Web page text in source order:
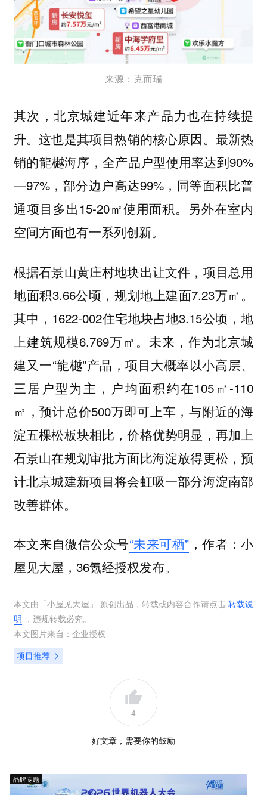
来源：克而瑞
其次，北京城建近年来产品力也在持续提
升。这也是其项目热销的核心原因。最新热
销的龍樾海序，全产品户型使用率达到90%
—97%，部分边户高达99%，同等面积比普
通项目多出15-20㎡使用面积。另外在室内
空间方面也有一系列创新。
根据石景山黄庄村地块出让文件，项目总用
地面积3.66公顷，规划地上建面7.23万㎡。
其中，1622-002住宅地块占地3.15公顷，地
上建筑规模6.769万㎡。未来，作为北京城
建又一“龍樾”产品，项目大概率以小高层、
三居户型为主，户均面积约在105㎡-110
㎡，预计总价500万即可上车，与附近的海
淀五棵松板块相比，价格优势明显，再加上
石景山在规划审批方面比海淀放得更松，预
计北京城建新项目将会虹吸一部分海淀南部
改善群体。
本文来自微信公众号“未来可栖” ，作者：小
屋见大屋，36氪经授权发布。
本文由「小屋见大屋 」 原创出品，转载或内容合作请点击 转载说
明 ，违规转载必究。
本文图片来自： 企业授权
项目推荐
4
好文章，需要你的鼓励
品牌专题